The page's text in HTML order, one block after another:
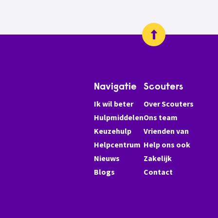
Navigatie
Ik wil beter
Hulpmiddelen
Keuzehulp
Helpcentrum
Nieuws
Blogs
Scouters
Over Scouters
Ons team
Vrienden van
Help ons ook
Zakelijk
Contact